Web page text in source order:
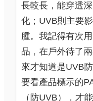
長較長，能穿透
化；UVB則主要
腫。我記得有次
品，在戶外待了
來才知道是UVB
要看產品標示的
（防UVB），才